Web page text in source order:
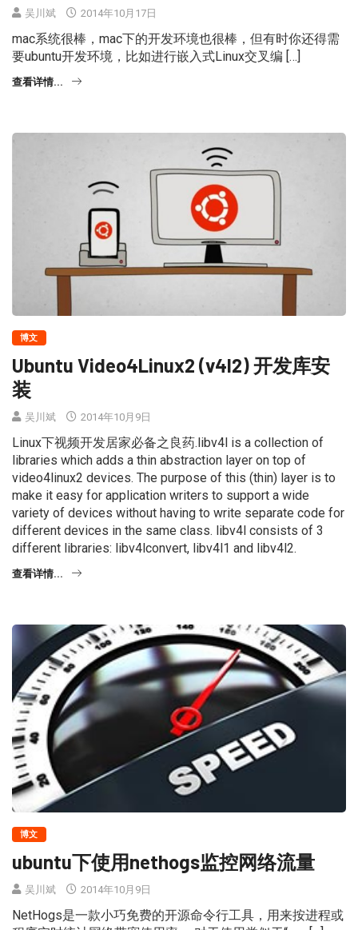
吴川斌 2014年10月17日
mac系统很棒，mac下的开发环境也很棒，但有时你还得需
要ubuntu开发环境，比如进行嵌入式Linux交叉编 […]
查看详情...
博文
Ubuntu Video4Linux2 (v4l2) 开发库安
装
吴川斌 2014年10月9日
Linux下视频开发居家必备之良药.libv4l is a collection of
libraries which adds a thin abstraction layer on top of
video4linux2 devices. The purpose of this (thin) layer is to
make it easy for application writers to support a wide
variety of devices without having to write separate code for
different devices in the same class. libv4l consists of 3
different libraries: libv4lconvert, libv4l1 and libv4l2.
查看详情...
博文
ubuntu下使用nethogs监控网络流量
吴川斌 2014年10月9日
NetHogs是一款小巧免费的开源命令行工具，用来按进程或